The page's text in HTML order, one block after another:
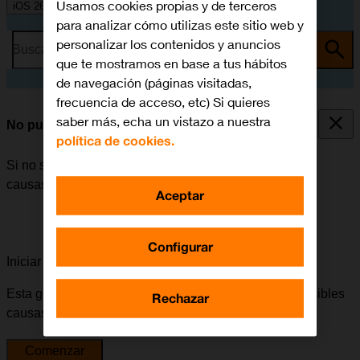
iOS 26
Busca por problema o tema
No puedo encender mi móvil
Si no se puede encender el móvil, puede haber varias
causas posibles al problema.
Iniciar la guía para solucionar tu problema
Esta guía te va a conducir a través de una serie de posibles
causas y soluciones al problema.
Comenzar
Usamos cookies propias y de terceros
para analizar cómo utilizas este sitio web y
personalizar los contenidos y anuncios
que te mostramos en base a tus hábitos
de navegación (páginas visitadas,
frecuencia de acceso, etc) Si quieres
saber más, echa un vistazo a nuestra
política de cookies.
Configurar
Rechazar
Aceptar